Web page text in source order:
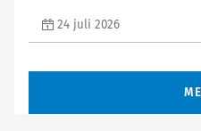
24 juli 2026